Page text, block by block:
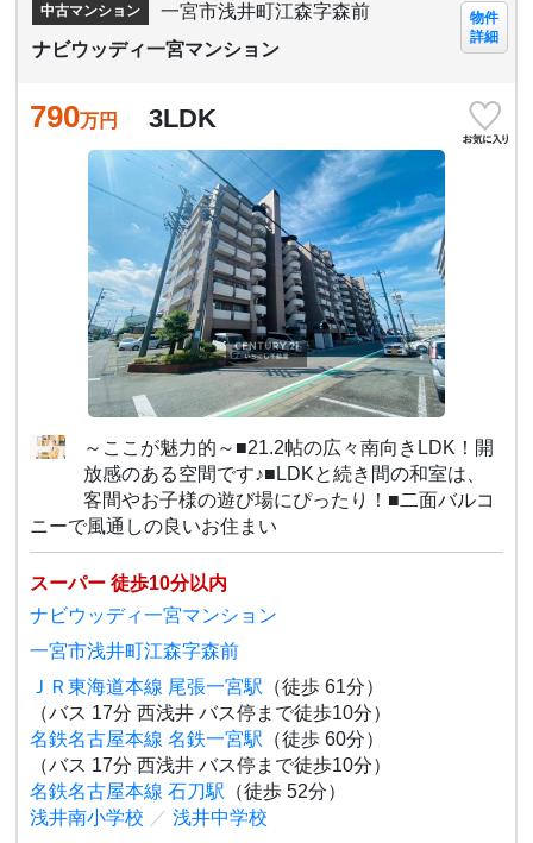
中古マンション
一宮市浅井町江森字森前
ナビウッディ一宮マンション
物件
詳細
790万円 3LDK
～ここが魅力的～■21.2帖の広々南向きLDK！開
放感のある空間です♪■LDKと続き間の和室は、
客間やお子様の遊び場にぴったり！■二面バルコ
ニーで風通しの良いお住まい
スーパー 徒歩10分以内
ナビウッディ一宮マンション
一宮市浅井町江森字森前
ＪＲ東海道本線 尾張一宮駅 （徒歩 61分）
（バス 17分 西浅井 バス停まで徒歩10分）
名鉄名古屋本線 名鉄一宮駅 （徒歩 60分）
（バス 17分 西浅井 バス停まで徒歩10分）
名鉄名古屋本線 石刀駅 （徒歩 52分）
浅井南小学校 ／ 浅井中学校